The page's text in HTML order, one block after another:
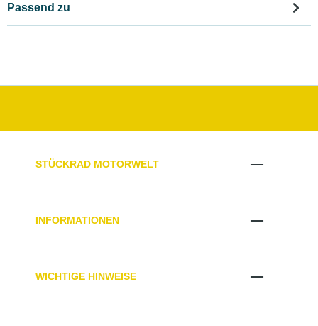
Passend zu
STÜCKRAD MOTORWELT
INFORMATIONEN
WICHTIGE HINWEISE